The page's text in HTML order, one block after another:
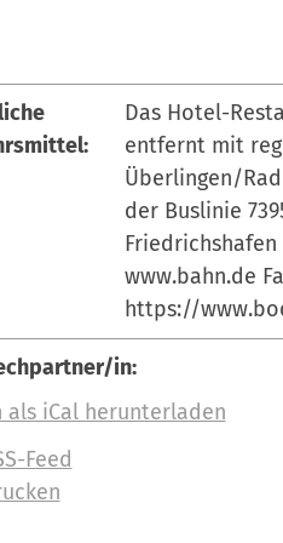
Das Hotel-
entfernt mit
Überlingen/
der Buslinie
www.bahn.de
https://
in:
als iCal herunterladen
Feed